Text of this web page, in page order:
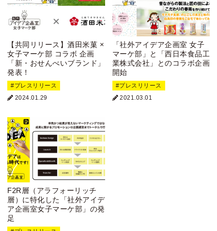
【共同リリース】酒田米菓 ×
女子マーケ部 コラボ 企画
「新・おせんべいブランド」
発表！
プレスリリース
2024.01.29
「社外アイデア企画室 女子
マーケ部」と「西日本食品工
業株式会社」とのコラボ企画
開始
プレスリリース
2021.03.01
F2R層（アラフォーリッチ
層）に特化した「社外アイデ
ア企画室女子マーケ部」の発
足